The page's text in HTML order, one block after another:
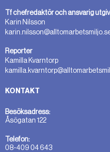
Tf chefredaktör och ansvarig
Karin Nilsson
Reporter
Kamilla Kvarntorp
KONTAKT
Besöksadress:
Åsögatan 122
Telefon:
08-409 04 643